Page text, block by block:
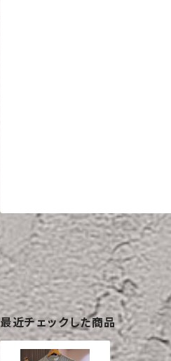
最近チェックした商品